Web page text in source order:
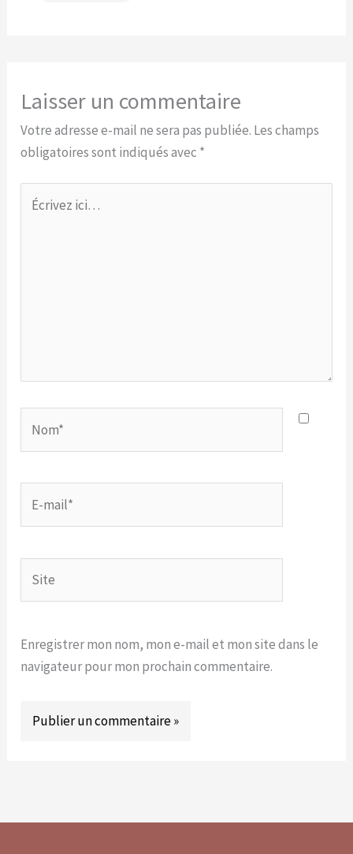
Laisser un commentaire
Votre adresse e-mail ne sera pas publiée. Les champs
obligatoires sont indiqués avec *
Écrivez
ici…
mail*
Enregistrer mon nom, mon e-mail et mon site dans le
navigateur pour mon prochain commentaire.